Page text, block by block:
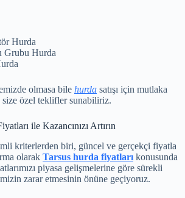
Hurda
Grubu Hurda
olmasa bile hurda satışı için mutlaka
özel teklifler sunabiliriz.
ile Kazancınızı Artırın
kriterlerden biri, güncel ve gerçekçi fiyatla
olarak Tarsus hurda fiyatları konusunda
piyasa gelişmelerine göre sürekli
zarar etmesinin önüne geçiyoruz.